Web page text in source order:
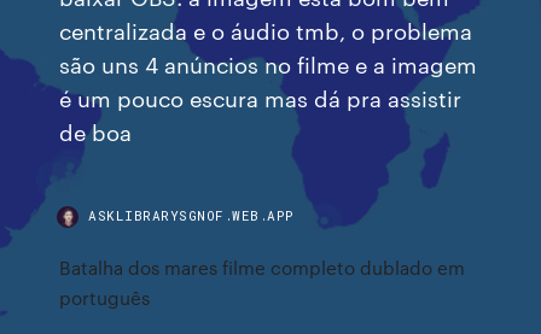
centralizada e o áudio tmb, o problema
são uns 4 anúncios no filme e a imagem
é um pouco escura mas dá pra assistir
de boa
ASKLIBRARYSGNOF.WEB.APP
Batalha dos mares filme completo dublado em
português